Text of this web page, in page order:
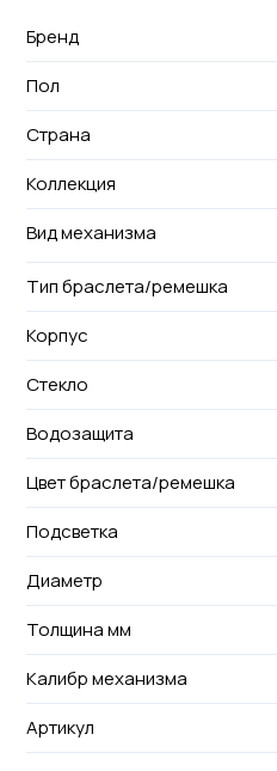
Бренд
Пол
Страна
Коллекция
Вид механизма
Тип браслета/ремешка
Корпус
Стекло
Водозащита
Цвет браслета/ремешка
Подсветка
Диаметр
Толщина мм
Калибр механизма
Артикул